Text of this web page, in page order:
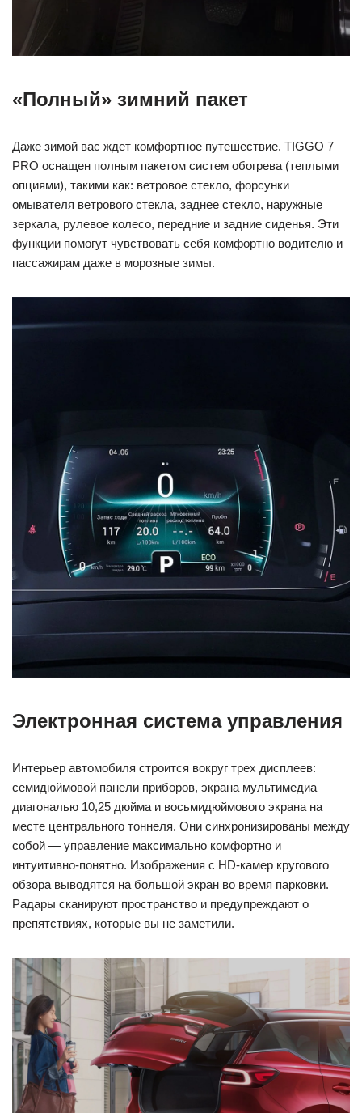
«Полный» зимний пакет
Даже зимой вас ждет комфортное путешествие. TIGGO 7
PRO оснащен полным пакетом систем обогрева (теплыми
опциями), такими как: ветровое стекло, форсунки
омывателя ветрового стекла, заднее стекло, наружные
зеркала, рулевое колесо, передние и задние сиденья. Эти
функции помогут чувствовать себя комфортно водителю и
пассажирам даже в морозные зимы.
Электронная система управления
Интерьер автомобиля строится вокруг трех дисплеев:
семидюймовой панели приборов, экрана мультимедиа
диагональю 10,25 дюйма и восьмидюймового экрана на
месте центрального тоннеля. Они синхронизированы между
собой — управление максимально комфортно и
интуитивно-понятно. Изображения с HD-камер кругового
обзора выводятся на большой экран во время парковки.
Радары сканируют пространство и предупреждают о
препятствиях, которые вы не заметили.